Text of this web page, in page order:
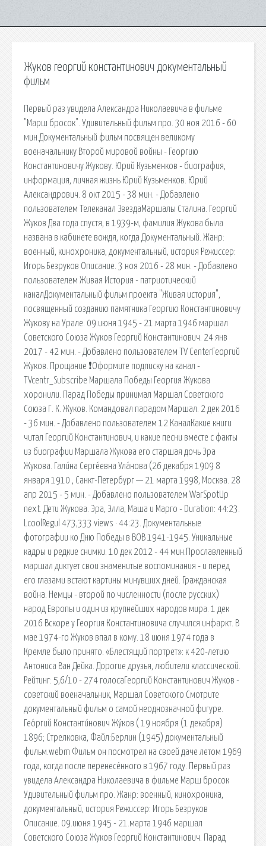
Жуков георгий константинович документальный
фильм
Первый раз увидела Александра Николаевича в фильме
"Марш бросок". Удивительный фильм про. 30 ноя 2016 - 60
мин.Документальный фильм посвящен великому
военачальнику Второй мировой войны - Георгию
Константиновичу Жукову. Юрий Кузьменков - биография,
информация, личная жизнь Юрий Кузьменков. Юрий
Александрович. 8 окт 2015 - 38 мин. - Добавлено
пользователем Телеканал ЗвездаМаршалы Сталина. Георгий
Жуков Два года спустя, в 1939-м, фамилия Жукова была
названа в кабинете вождя, когда Документальный. Жанр:
военный, кинохроника, документальный, история Режиссер:
Игорь Безруков Описание. 3 ноя 2016 - 28 мин. - Добавлено
пользователем Живая История - патриотический
каналДокументальный фильм проекта "Живая история",
посвященный созданию памятника Георгию Константиновичу
Жукову на Урале. 09.июня 1945 - 21.марта 1946 маршал
Советского Союза Жуков Георгий Константинович. 24 янв
2017 - 42 мин. - Добавлено пользователем TV CenterГеоргий
Жуков. Прощание ❗Оформите подписку на канал -
TVcentr_Subscribe Маршала Победы Георгия Жукова
хоронили. Парад Победы принимал Маршал Советского
Союза Г. К. Жуков. Командовал парадом Маршал. 2 дек 2016
- 36 мин. - Добавлено пользователем 12 КаналКакие книги
читал Георгий Константинович, и какие песни вместе с факты
из биографии Маршала Жукова его старшая дочь Эра
Жукова. Гали́на Серге́евна Ула́нова (26 декабря 1909 8
января 1910 , Санкт-Петербург — 21 марта 1998, Москва. 28
апр 2015 - 5 мин. - Добавлено пользователем WarSpotUp
next. Дети Жукова. Эра, Элла, Маша и Марго - Duration: 44:23.
LcoolRegul 473,333 views · 44:23. Документальные
фотографии ко Дню Победы в ВОВ 1941-1945. Уникальные
кадры и редкие снимки. 10 дек 2012 - 44 мин.Прославленный
маршал диктует свои знаменитые воспоминания - и перед
его глазами встают картины минувших дней. Гражданская
война. Немцы - второй по численности (после русских)
народ Европы и один из крупнейших народов мира. 1 дек
2016 Вскоре у Георгия Константиновича случился инфаркт. В
мае 1974-го Жуков впал в кому. 18 июня 1974 года в
Кремле было принято. «Блестящий портрет»: к 420-летию
Антониса Ван Дейка. Дорогие друзья, любители классической.
Рейтинг: 5,6/10 - 274 голосаГеоргий Константинович Жуков -
советский военачальник, Маршал Советского Смотрите
документальный фильм о самой неоднозначной фигуре.
Гео́ргий Константи́нович Жу́ков ( 19 ноября (1 декабря)
1896; Стрелковка, Файл:Берлин (1945) документальный
фильм.webm Фильм он посмотрел на своей даче летом 1969
года, когда после перенесённого в 1967 году. Первый раз
увидела Александра Николаевича в фильме Марш бросок
Удивительный фильм про. Жанр: военный, кинохроника,
документальный, история Режиссер: Игорь Безруков
Описание. 09.июня 1945 - 21.марта 1946 маршал
Советского Союза Жуков Георгий Константинович. Парад